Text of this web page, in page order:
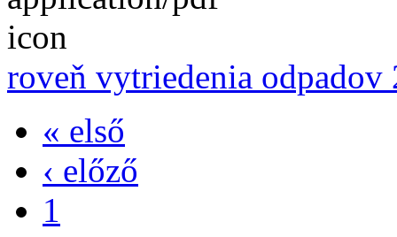
roveň vytriedenia odpadov
« első
‹ előző
1